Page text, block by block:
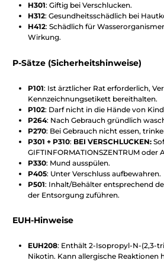
H301: Giftig bei Verschlucken.
H312: Gesundheitsschädlich bei
H412: Schädlich für
Wirkung.
P-Sätze (Sicherheitshinweise)
P101: Ist ärztlicher Rat erforderlich,
Kennzeichnungsetikett bereithalten.
P102: Darf nicht in die Hände von
P264: Nach Gebrauch gründlich
P270: Bei Gebrauch nicht essen,
P301 + P310: BEI VERSCHLUCKEN:
GIFTINFORMATIONSZENTRUM oder
P330: Mund ausspülen.
P405: Unter Verschluss aufbewahren.
P501: Inhalt/Behälter entsprechend
der Entsorgung zuführen.
EUH-Hinweise
EUH208: Enthält 2-Isopropyl-N-(2,3-
Nikotin. Kann allergische Reaktionen